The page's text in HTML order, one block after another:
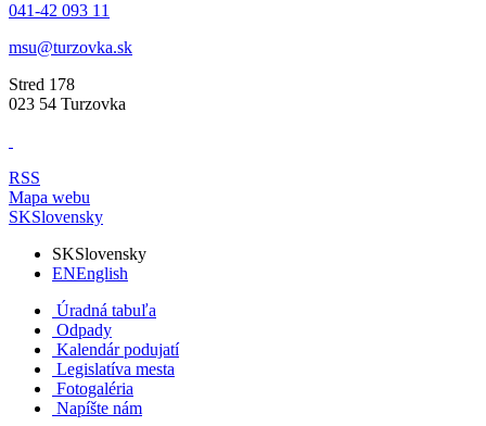
041-42 093 11
msu@turzovka.sk
Stred 178
023 54 Turzovka
RSS
Mapa webu
SKSlovensky
SKSlovensky
ENEnglish
Úradná tabuľa
Odpady
Kalendár podujatí
Legislatíva mesta
Fotogaléria
Napíšte nám